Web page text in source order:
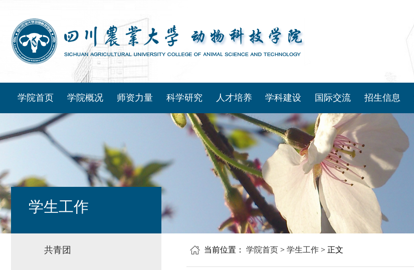
学院首页 学院概况 师资力量 科学研究 人才培养 学科建设 国际交流 招生信息
学生工作
共青团 当前位置： 学院首页 > 学生工作 > 正文